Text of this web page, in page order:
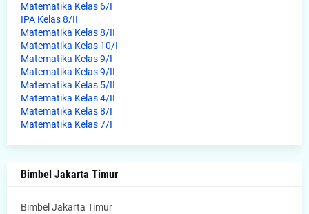
Matematika Kelas 6/I
IPA Kelas 8/II
Matematika Kelas 8/II
Matematika Kelas 10/I
Matematika Kelas 9/I
Matematika Kelas 9/II
Matematika Kelas 5/II
Matematika Kelas 4/II
Matematika Kelas 8/I
Matematika Kelas 7/I
Bimbel Jakarta Timur
Bimbel Jakarta Timur